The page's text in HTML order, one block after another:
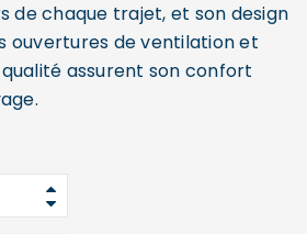
de chaque trajet, et son design
ouvertures de ventilation et
assurent son confort